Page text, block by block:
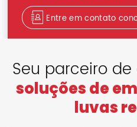
Entre em contato
Seu parceiro
soluções de
luvas